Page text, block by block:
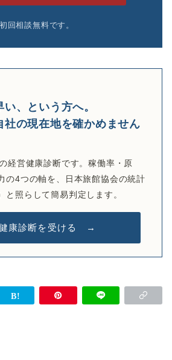
初回相談無料です。
、という方へ。
社の現在地を確かめません
経営健康診断です。稼働率・原
の4つの軸を、日本旅館協会の統計
と照らして簡易判定します。
康診断を受ける →